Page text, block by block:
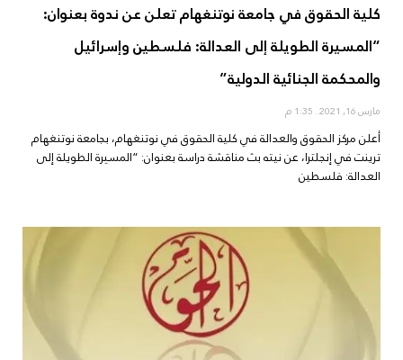
كلية الحقوق في جامعة نوتنغهام تعلن عن ندوة بعنوان:
“المسيرة الطويلة إلى العدالة: فلسطين وإسرائيل
والمحكمة الجنائية الدولية”
مارس 16, 2021
أعلن مركز الحقوق والعدالة في كلية الحقوق في نوتنغهام، بجامعة نوتنغهام
ترينت في إنجلترا، عن نيته بث مناقشة دراسة بعنوان: “المسيرة الطويلة إلى
العدالة: فلسطين